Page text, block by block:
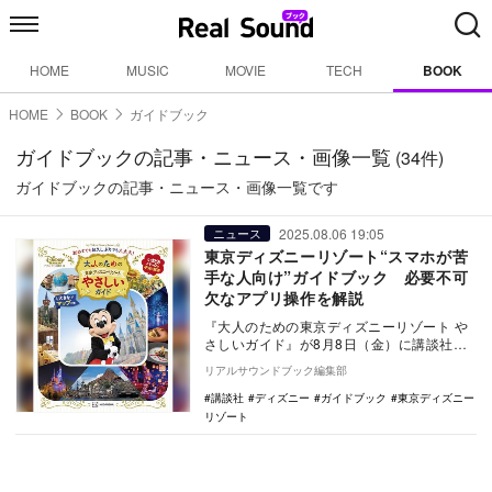
HOME MUSIC MOVIE TECH BOOK
HOME BOOK ガイドブック
ガイドブックの記事・ニュース・画像一覧 (34件)
ガイドブックの記事・ニュース・画像一覧です
ニュース 2025.08.06 19:05
東京ディズニーリゾート“スマホが苦
手な人向け”ガイドブック 必要不可
欠なアプリ操作を解説
『大人のための東京ディズニーリゾート や
さしいガイド』が8月8日（金）に講談社か
京…
リアルサウンドブック編集部
講談社
ディズニー ガイドブック
東京ディズニー
リゾート